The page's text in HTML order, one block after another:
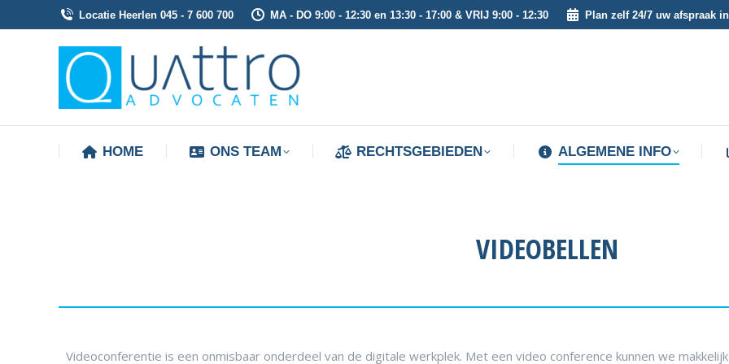
Locatie Heerlen 045 - 7 600 700 MA - DO 9:00 - 12:30 en 13:30 - 17:00 & VRIJ 9:00 - 12:30 Plan zelf 24/7 uw afspraak in
HOME ONS TEAM RECHTSGEBIEDEN ALGEMENE INFO
VIDEOBELLEN
Videoconferentie is een onmisbaar onderdeel van de digitale werkplek. Met een video conference kunnen we
HOME ONS TEAM RECHTSGEBIEDEN ALGEMENE INFO